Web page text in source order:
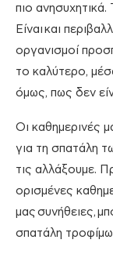
πιο ανησυχητικά.
Είναι και
οργανισμοί
το καλύτερο,
όμως, πως δεν
Οι καθημερινές
για τη σπατάλη
τις αλλάξουμε.
ορισμένες
μας συνήθειες,
σπατάλη